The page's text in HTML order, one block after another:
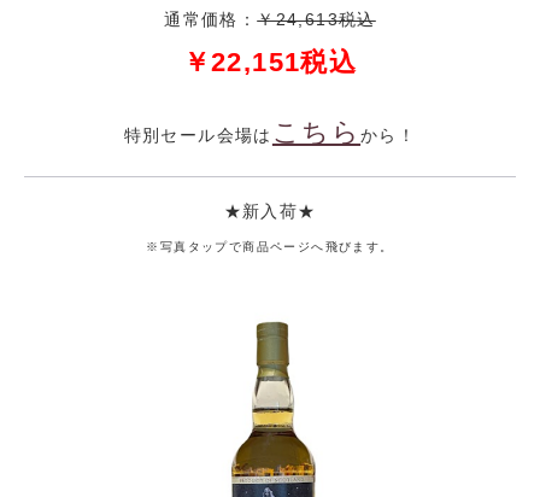
通常価格：￥24,613税込
￥22,151税込
特別セール会場は こちらから！
★新入荷★
※写真タップで商品ページへ飛びます。